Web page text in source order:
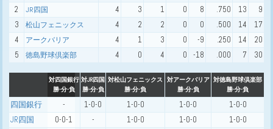
2
JR四国 4 3 1 0 8 .750 13
9
3
松山フェニックス 4 2 2 0 0 .500 14
17
4
アークバリア 4 1 3 0 -9 .250 14
20
5
徳島野球倶楽部 4 0 4 0 -18 .000 7 30
四国銀行
JR四国
対四国銀行
勝-分-負
対JR四国
勝-分-負
対松山フェニックス
勝-分-負
対アークバリア
勝-分-負
対徳島野球倶楽部
勝-分-負
- 1-0-0 1-0-0 1-0-0
1-0-0
0-0-1
- 1-0-0 1-0-0
1-0-0